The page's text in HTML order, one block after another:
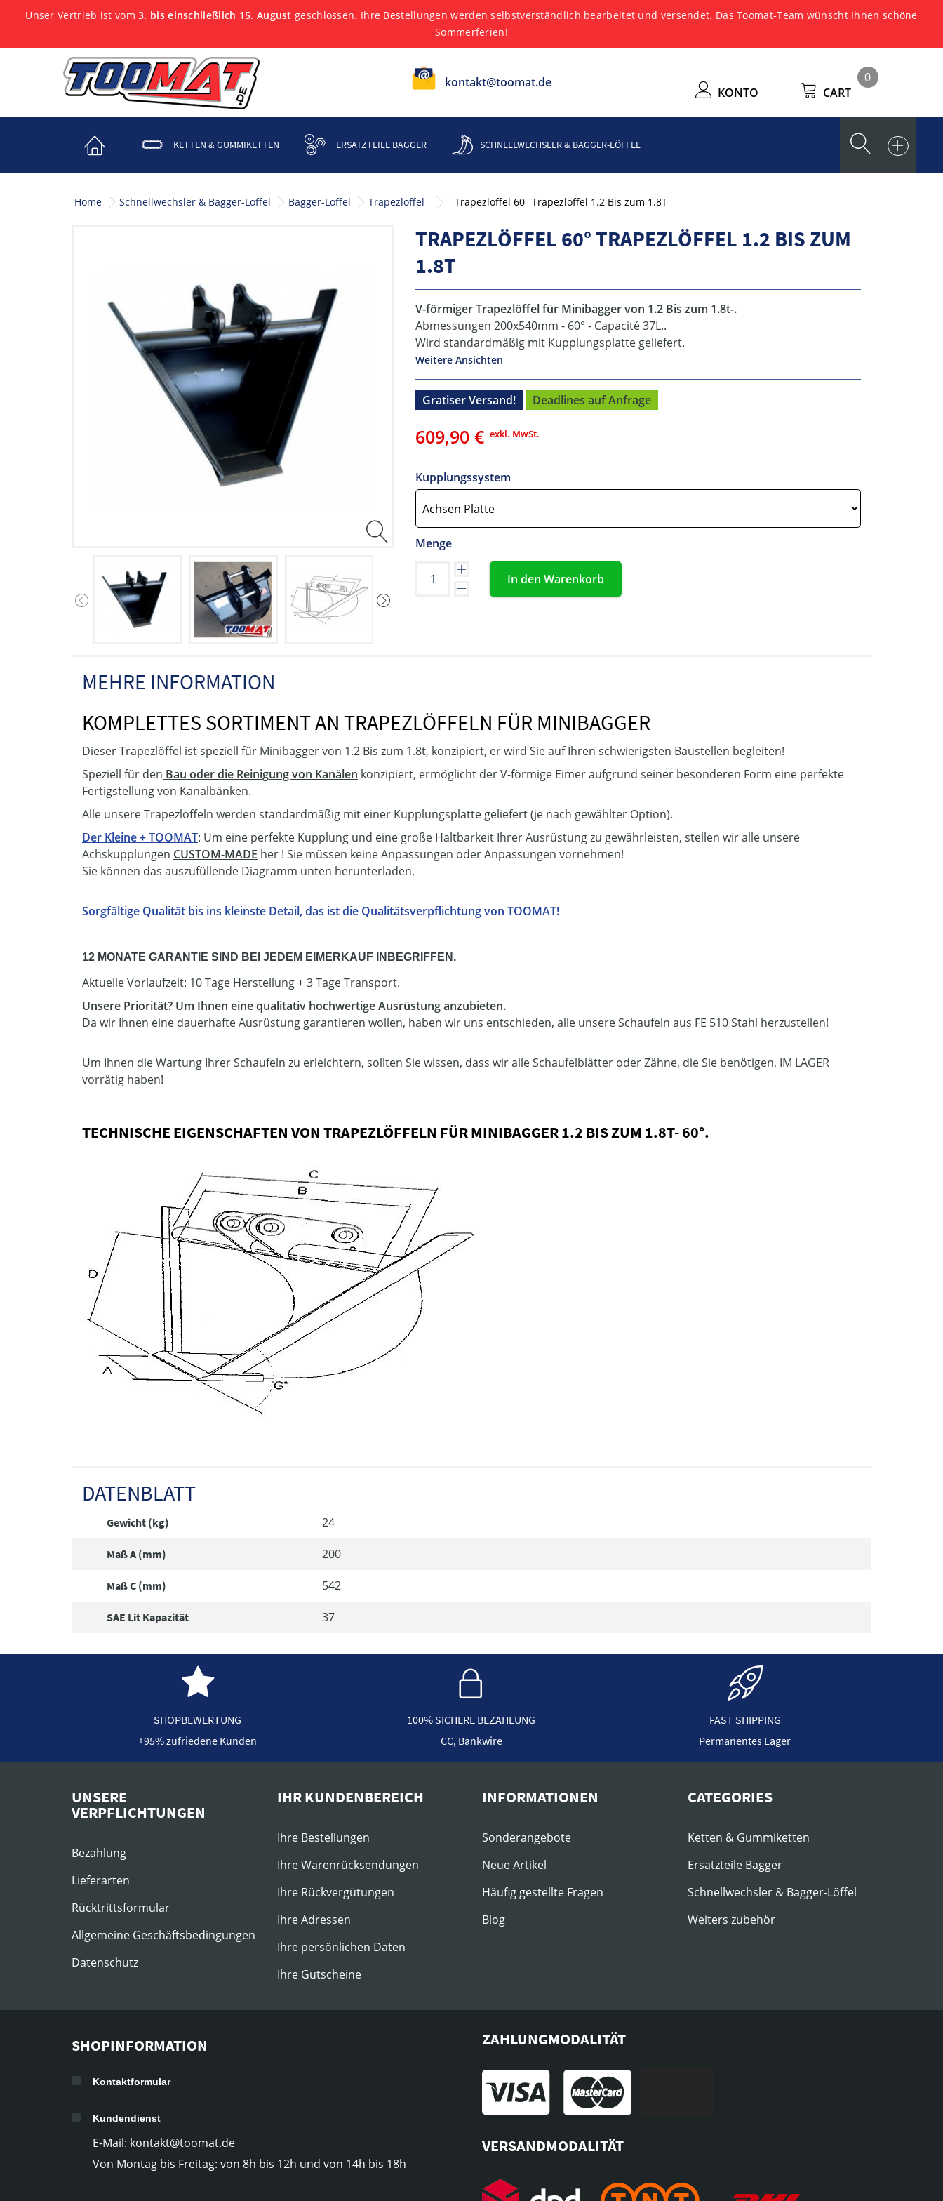
Unser Vertrieb ist vom3. bis einschließlich 15. August geschlossen. Ihre Bestellungen werden selbstverständlich bearbeitet und versendet. Das Toomat-Team wünscht Ihnen schöne
Sommerferien!
kontakt@toomat.de
KONTO CART
0
KETTEN & GUMMIKETTEN ERSATZTEILE BAGGER SCHNELLWECHSLER & BAGGER-LÖFFEL
Home Schnellwechsler & Bagger-Löffel Bagger-Löffel Trapezlöffel Trapezlöffel 60° Trapezlöffel 1.2 Bis zum 1.8T
TRAPEZLÖFFEL 60° TRAPEZLÖFFEL 1.2 BIS ZUM
1.8T
V-förmiger Trapezlöffel für Minibagger von 1.2 Bis zum 1.8t-.
Abmessungen 200x540mm - 60° - Capacité 37L..
Wird standardmäßig mit Kupplungsplatte geliefert.
Weitere Ansichten
Gratiser Versand! Deadlines auf Anfrage
609,90 € exkl. MwSt.
Kupplungssystem
Menge
In den Warenkorb
MEHRE INFORMATION
KOMPLETTES SORTIMENT AN TRAPEZLÖFFELN FÜR MINIBAGGER
Dieser Trapezlöffel ist speziell für Minibagger von 1.2 Bis zum 1.8t, konzipiert, er wird Sie auf Ihren schwierigsten Baustellen begleiten!
Speziell für den Bau oder die Reinigung von Kanälen konzipiert, ermöglicht der V-förmige Eimer aufgrund seiner besonderen Form eine perfekte
Fertigstellung von Kanalbänken.
Alle unsere Trapezlöffeln werden standardmäßig mit einer Kupplungsplatte geliefert (je nach gewählter Option).
Der Kleine + TOOMAT: Um eine perfekte Kupplung und eine große Haltbarkeit Ihrer Ausrüstung zu gewährleisten, stellen wir alle unsere
Achskupplungen CUSTOM-MADE her ! Sie müssen keine Anpassungen oder Anpassungen vornehmen!
Sie können das auszufüllende Diagramm unten herunterladen.
Sorgfältige Qualität bis ins kleinste Detail, das ist die Qualitätsverpflichtung von TOOMAT!
12 MONATE GARANTIE SIND BEI JEDEM EIMERKAUF INBEGRIFFEN.
Aktuelle Vorlaufzeit: 10 Tage Herstellung + 3 Tage Transport.
Unsere Priorität? Um Ihnen eine qualitativ hochwertige Ausrüstung anzubieten.
Da wir Ihnen eine dauerhafte Ausrüstung garantieren wollen, haben wir uns entschieden, alle unsere Schaufeln aus FE 510 Stahl herzustellen!
Um Ihnen die Wartung Ihrer Schaufeln zu erleichtern, sollten Sie wissen, dass wir alle Schaufelblätter oder Zähne, die Sie benötigen, IM LAGER
vorrätig haben!
TECHNISCHE EIGENSCHAFTEN VON TRAPEZLÖFFELN FÜR MINIBAGGER 1.2 BIS ZUM 1.8T- 60°.
DATENBLATT
Gewicht (kg) 24
Maß A (mm) 200
Maß C (mm) 542
SAE Lit Kapazität 37
SHOPBEWERTUNG
+95% zufriedene Kunden
100% SICHERE BEZAHLUNG
CC, Bankwire
FAST SHIPPING
Permanentes Lager
UNSERE
VERPFLICHTUNGEN
Bezahlung
Lieferarten
Rücktrittsformular
Allgemeine Geschäftsbedingungen
Datenschutz
IHR KUNDENBEREICH
Ihre Bestellungen
Ihre Warenrücksendungen
Ihre Rückvergütungen
Ihre Adressen
Ihre persönlichen Daten
Ihre Gutscheine
INFORMATIONEN
Sonderangebote
Neue Artikel
Häufig gestellte Fragen
Blog
CATEGORIES
Ketten & Gummiketten
Ersatzteile Bagger
Schnellwechsler & Bagger-Löffel
Weiters zubehör
SHOPINFORMATION
Kontaktformular
Kundendienst
E-Mail: kontakt@toomat.de
Von Montag bis Freitag: von 8h bis 12h und von 14h bis 18h
ZAHLUNGMODALITÄT
VERSANDMODALITÄT